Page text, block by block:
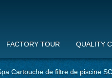
FACTORY TOUR QUALITY
Cartouche de filtre de piscine